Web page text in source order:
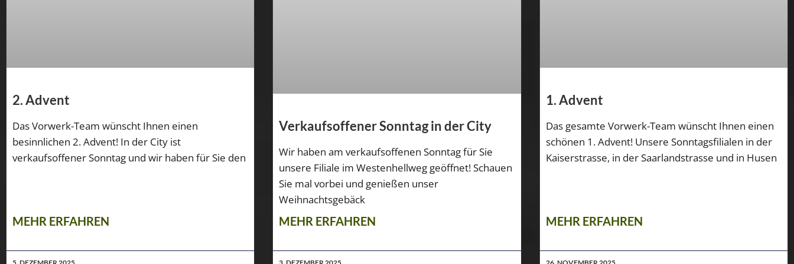
2. Advent
Das Vorwerk-Team wünscht Ihnen einen
besinnlichen 2. Advent! In der City ist
verkaufsoffener Sonntag und wir haben für Sie den
MEHR ERFAHREN
Verkaufsoffener Sonntag in der City
Wir haben am verkaufsoffenen Sonntag für Sie
unsere Filiale im Westenhellweg geöffnet! Schauen
Sie mal vorbei und genießen unser
Weihnachtsgebäck
MEHR ERFAHREN
1. Advent
Das gesamte Vorwerk-Team wünscht Ihnen einen
schönen 1. Advent! Unsere Sonntagsfilialen in der
Kaiserstrasse, in der Saarlandstrasse und in Husen
MEHR ERFAHREN